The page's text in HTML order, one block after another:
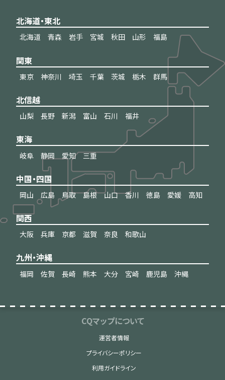
北海道・東北
北海道 青森 岩手 宮城 秋田 山形 福島
関東
東京 神奈川 埼玉 千葉 茨城 栃木 群馬
北信越
山梨 長野 新潟 富山 石川 福井
東海
岐阜 静岡 愛知 三重
中国・四国
岡山 広島 鳥取 島根 山口 香川 徳島 愛媛 高知
関西
大阪 兵庫 京都 滋賀 奈良 和歌山
九州・沖縄
福岡 佐賀 長崎 熊本 大分 宮崎 鹿児島 沖縄
CQマップについて
運営者情報
プライバシーポリシー
利用ガイドライン